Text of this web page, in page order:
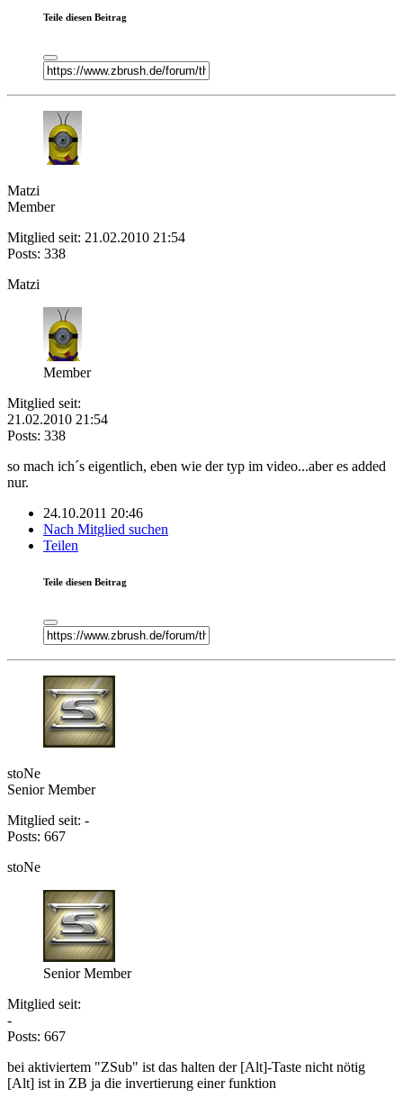
Teile diesen Beitrag
Matzi
Member
Mitglied seit: 21.02.2010 21:54
Posts: 338
Matzi
Member
Mitglied seit:
21.02.2010 21:54
Posts: 338
so mach ich´s eigentlich, eben wie der typ im video...aber es added
nur.
24.10.2011 20:46
Nach Mitglied suchen
Teilen
Teile diesen Beitrag
stoNe
Senior Member
Mitglied seit: -
Posts: 667
stoNe
Senior Member
Mitglied seit:
-
Posts: 667
bei aktiviertem "ZSub" ist das halten der [Alt]-Taste nicht nötig
[Alt] ist in ZB ja die invertierung einer funktion